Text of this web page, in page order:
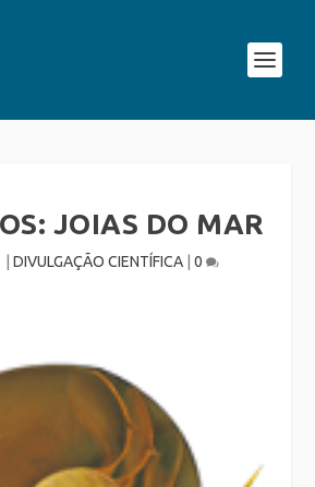
JOIAS DO MAR
DIVULGAÇÃO CIENTÍFICA| 0